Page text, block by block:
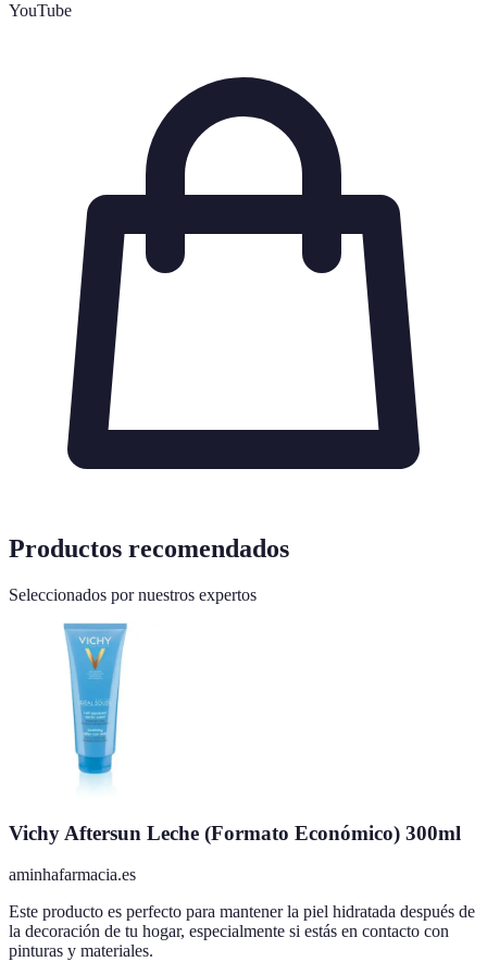
YouTube
Productos recomendados
Seleccionados por nuestros expertos
Vichy Aftersun Leche (Formato Económico) 300ml
aminhafarmacia.es
Este producto es perfecto para mantener la piel hidratada después de
la decoración de tu hogar, especialmente si estás en contacto con
pinturas y materiales.